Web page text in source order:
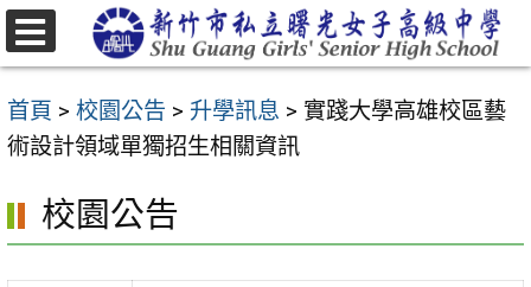
跳
至
要
內
區
首頁 > 校園公告 > 升學訊息 > 實踐大學高雄校區藝
術設計領域單獨招生相關資訊
校園公告
選
單